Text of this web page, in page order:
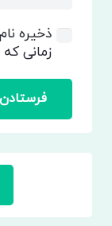
ذخیره
زمانی